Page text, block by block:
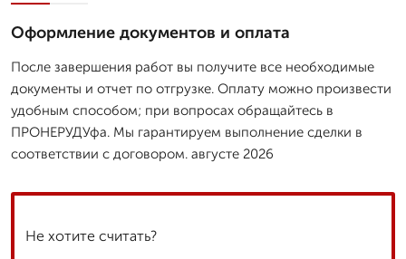
Оформление документов и оплата
После завершения работ вы получите все необходимые
документы и отчет по отгрузке. Оплату можно произвести
удобным способом; при вопросах обращайтесь в
ПРОНЕРУДУфа. Мы гарантируем выполнение сделки в
соответствии с договором. августе 2026
Не хотите считать?